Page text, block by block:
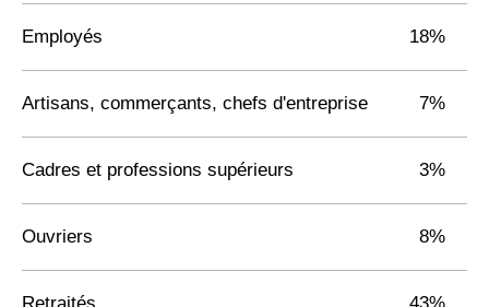
Employés 18%
Artisans, commerçants, chefs d'entreprise 7%
Cadres et professions supérieurs 3%
Ouvriers 8%